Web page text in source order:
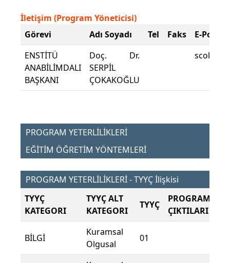
İletişim (Program Yöneticisi)
Görevi
Adı Soyadı Tel Faks
E-Posta
ENSTİTÜ
ANABİLİMDALI
BAŞKANI
Doç. Dr.
SERPİL
ÇOKAKOĞLU
PROGRAM YETERLİLİKLERİ
EĞİTİM ÖĞRETİM YÖNTEMLERİ
PROGRAM YETERLİLİKLERİ - TYYÇ İlişkisi
TYYÇ
KATEGORI
TYYÇ ALT
KATEGORI
TYYÇ
PROGRAM
ÇIKTILARI
BİLGİ
Kuramsal
Olgusal
01